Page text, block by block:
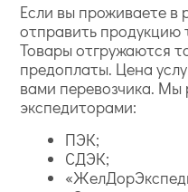
Если вы проживаете в
отправить
Товары отгружаются
предоплаты. Цена
вами перевозчика.
экспедиторами:
ПЭК;
СДЭК;